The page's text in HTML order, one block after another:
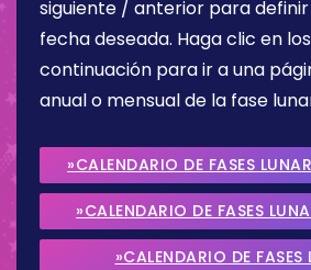
siguiente / anterior para
fecha deseada. Haga clic en
continuación para ir a una
anual o mensual de la fase
»CALENDARIO DE FASES
»CALENDARIO DE FASES
2026
»CALENDARIO DE FASES